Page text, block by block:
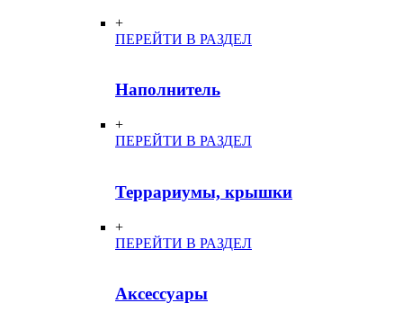
+
ПЕРЕЙТИ В РАЗДЕЛ
Наполнитель
+
ПЕРЕЙТИ В РАЗДЕЛ
Террариумы, крышки
+
ПЕРЕЙТИ В РАЗДЕЛ
Аксессуары